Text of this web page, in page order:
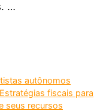
…
autônomos
Estratégias fiscais para
seus recursos